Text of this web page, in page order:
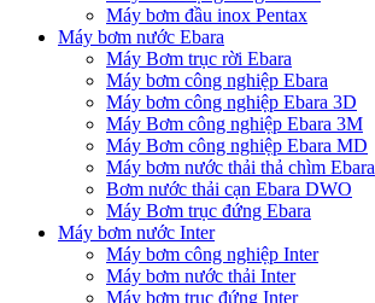
Máy bơm đầu inox Pentax
Máy bơm nước Ebara
Máy Bơm trục rời Ebara
Máy bơm công nghiệp Ebara
Máy bơm công nghiệp Ebara 3D
Máy Bơm công nghiệp Ebara 3M
Máy Bơm công nghiệp Ebara MD
Máy bơm nước thải thả chìm Ebara
Bơm nước thải cạn Ebara DWO
Máy Bơm trục đứng Ebara
Máy bơm nước Inter
Máy bơm công nghiệp Inter
Máy bơm nước thải Inter
Máy bơm trục đứng Inter